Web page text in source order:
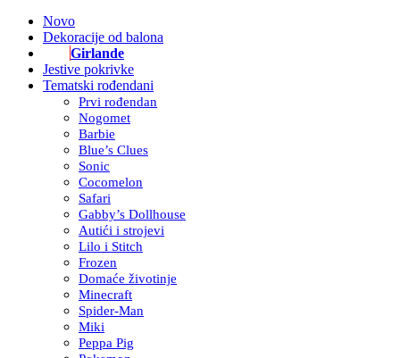
Novo
Dekoracije od balona
Girlande
Jestive pokrivke
Tematski rođendani
Prvi rođendan
Nogomet
Barbie
Blue’s Clues
Sonic
Cocomelon
Safari
Gabby’s Dollhouse
Autići i strojevi
Lilo i Stitch
Frozen
Domaće životinje
Minecraft
Spider-Man
Miki
Peppa Pig